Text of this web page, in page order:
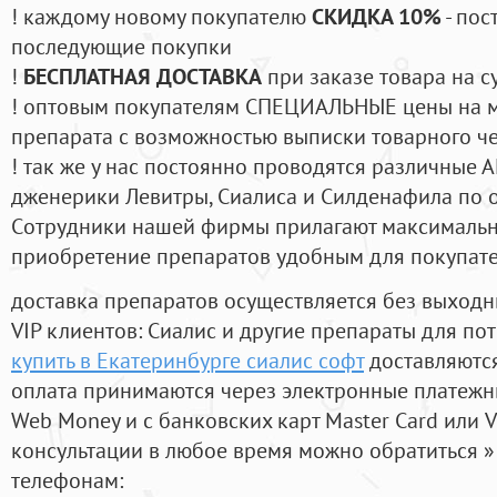
! каждому новому покупателюСКИДКА 10%-
последующие покупки
! БЕСПЛАТНАЯ ДОСТАВКА при заказе товара на
! оптовым покупателям СПЕЦИАЛЬНЫЕ цены на
препарата с возможностью выписки товарного
! так же у нас постоянно проводятся
дженерики Левитры, Сиалиса и Силденафила по
Cотрудники нашей фирмы прилагают
приобретение препаратов удобным для
доставка препаратов осуществляется без
VIP клиентов: Сиалис и другие препараты для
купить в Екатеринбурге сиалис софт
оплата принимаются через электронные
Web Money и с банковских карт Master Card или
консультации в любое время можно обратиться
телефонам: